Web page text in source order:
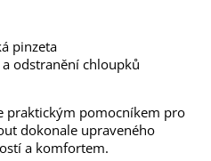
pinzeta
odstranění chloupků
praktickým pomocníkem pro
dokonale upraveného
a komfortem.